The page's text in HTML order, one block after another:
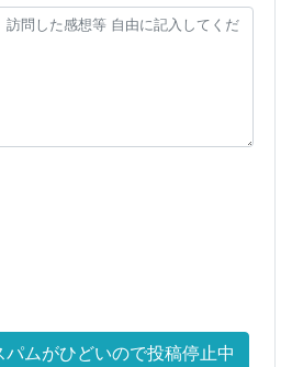
パムがひどいので投稿停止中